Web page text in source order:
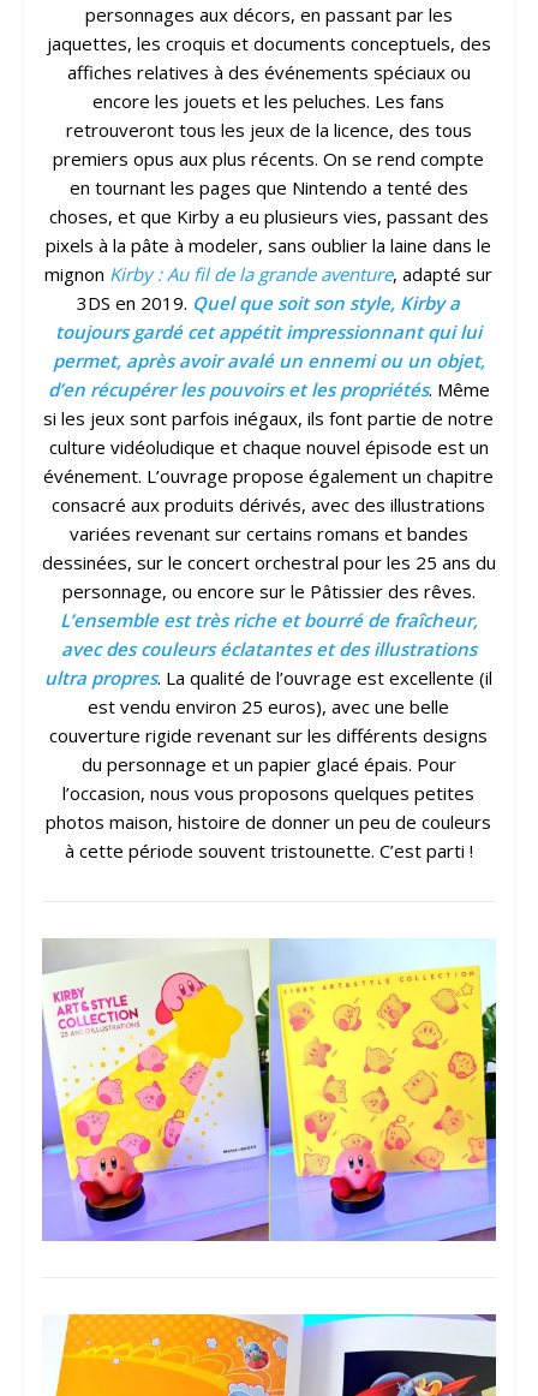
personnages aux décors, en passant par les
jaquettes, les croquis et documents conceptuels, des
affiches relatives à des événements spéciaux ou
encore les jouets et les peluches. Les fans
retrouveront tous les jeux de la licence, des tous
premiers opus aux plus récents. On se rend compte
en tournant les pages que Nintendo a tenté des
choses, et que Kirby a eu plusieurs vies, passant des
pixels à la pâte à modeler, sans oublier la laine dans le
mignon Kirby : Au fil de la grande aventure, adapté sur
3DS en 2019. Quel que soit son style, Kirby a
toujours gardé cet appétit impressionnant qui lui
permet, après avoir avalé un ennemi ou un objet,
d’en récupérer les pouvoirs et les propriétés. Même
si les jeux sont parfois inégaux, ils font partie de notre
culture vidéoludique et chaque nouvel épisode est un
événement. L’ouvrage propose également un chapitre
consacré aux produits dérivés, avec des illustrations
variées revenant sur certains romans et bandes
dessinées, sur le concert orchestral pour les 25 ans du
personnage, ou encore sur le Pâtissier des rêves.
L’ensemble est très riche et bourré de fraîcheur,
avec des couleurs éclatantes et des illustrations
ultra propres. La qualité de l’ouvrage est excellente (il
est vendu environ 25 euros), avec une belle
couverture rigide revenant sur les différents designs
du personnage et un papier glacé épais. Pour
l’occasion, nous vous proposons quelques petites
photos maison, histoire de donner un peu de couleurs
à cette période souvent tristounette. C’est parti !